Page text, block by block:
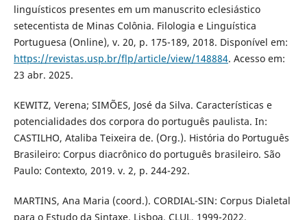
linguísticos presentes em um manuscrito eclesiástico
setecentista de Minas Colônia. Filologia e Linguística
Portuguesa (Online), v. 20, p. 175-189, 2018. Disponível em:
https://revistas.usp.br/flp/article/view/148884. Acesso em:
23 abr. 2025.
KEWITZ, Verena; SIMÕES, José da Silva. Características e
potencialidades dos corpora do português paulista. In:
CASTILHO, Ataliba Teixeira de. (Org.). História do Português
Brasileiro: Corpus diacrônico do português brasileiro. São
Paulo: Contexto, 2019. v. 2, p. 244-292.
MARTINS, Ana Maria (coord.). CORDIAL-SIN: Corpus Dialetal
para o Estudo da Sintaxe. Lisboa, CLUL, 1999-2022.